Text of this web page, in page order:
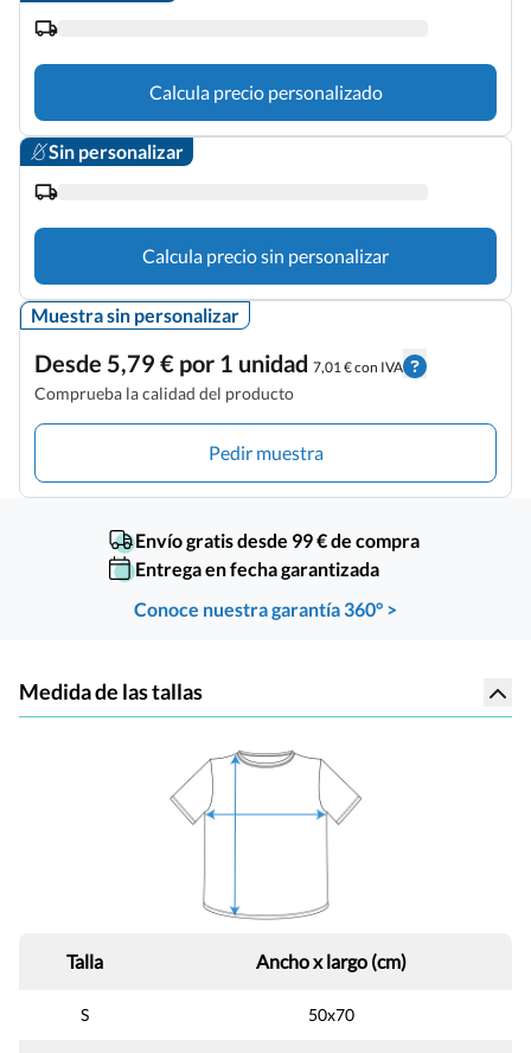
Calcula precio personalizado
Sin personalizar
Calcula precio sin personalizar
Muestra sin personalizar
Desde 5,79 € por 1 unidad 7,01 € con IVA
Comprueba la calidad del producto
Pedir muestra
Envío gratis desde 99 € de compra
Entrega en fecha garantizada
Conoce nuestra garantía 360° >
Medida de las tallas
Talla Ancho x largo (cm)
S 50x70